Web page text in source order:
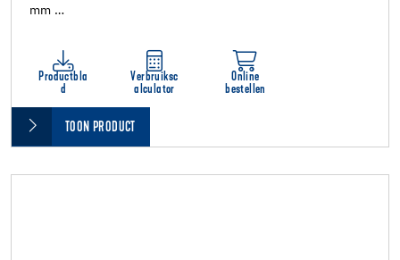
mm …
Productbla
d
Verbruiksc
alculator
Online
bestellen
TOON PRODUCT